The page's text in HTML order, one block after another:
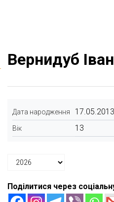
Вернидуб Іван
Дата народження 17.05.2013
Вік 13
Поділитися через